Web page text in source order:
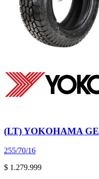
(LT) YOKOHAMA
255/70/16
$ 1.279.999